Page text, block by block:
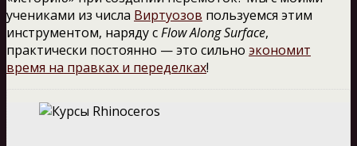
учениками из числа Виртуозов пользуемся этим
инструментом, наряду сFlow Along Surface,
практически постоянно — это сильно экономит
время на правках и переделках!